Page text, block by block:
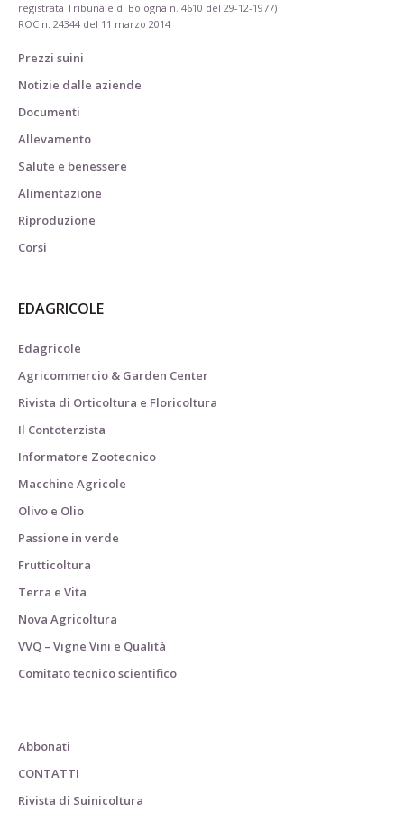
registrata Tribunale di Bologna n. 4610 del 29-12-1977)
ROC n. 24344 del 11 marzo 2014
Prezzi suini
Notizie dalle aziende
Documenti
Allevamento
Salute e benessere
Alimentazione
Riproduzione
Corsi
EDAGRICOLE
Edagricole
Agricommercio & Garden Center
Rivista di Orticoltura e Floricoltura
Il Contoterzista
Informatore Zootecnico
Macchine Agricole
Olivo e Olio
Passione in verde
Frutticoltura
Terra e Vita
Nova Agricoltura
VVQ – Vigne Vini e Qualità
Comitato tecnico scientifico
Abbonati
CONTATTI
Rivista di Suinicoltura